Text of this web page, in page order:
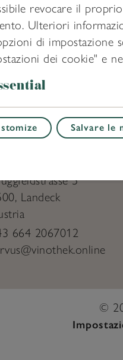
in Text
5
, Landeck
664 2067012
©
revocare il
Ulteriori
di impostazione
dei cookie" e
Salvare le